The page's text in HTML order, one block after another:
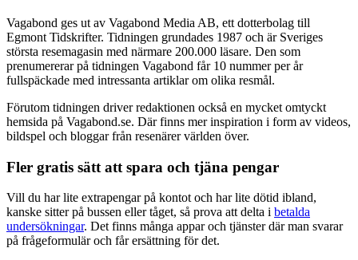
Vagabond ges ut av Vagabond Media AB, ett dotterbolag till
Egmont Tidskrifter. Tidningen grundades 1987 och är Sveriges
största resemagasin med närmare 200.000 läsare. Den som
prenumererar på tidningen Vagabond får 10 nummer per år
fullspäckade med intressanta artiklar om olika resmål.
Förutom tidningen driver redaktionen också en mycket omtyckt
hemsida på Vagabond.se. Där finns mer inspiration i form av videos,
bildspel och bloggar från resenärer världen över.
Fler gratis sätt att spara och tjäna pengar
Vill du har lite extrapengar på kontot och har lite dötid ibland,
kanske sitter på bussen eller tåget, så prova att delta i betalda
undersökningar. Det finns många appar och tjänster där man svarar
på frågeformulär och får ersättning för det.